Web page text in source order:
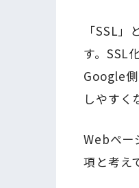
「SSL
す。SSL
Google
しやすく
Webペー
項と考え